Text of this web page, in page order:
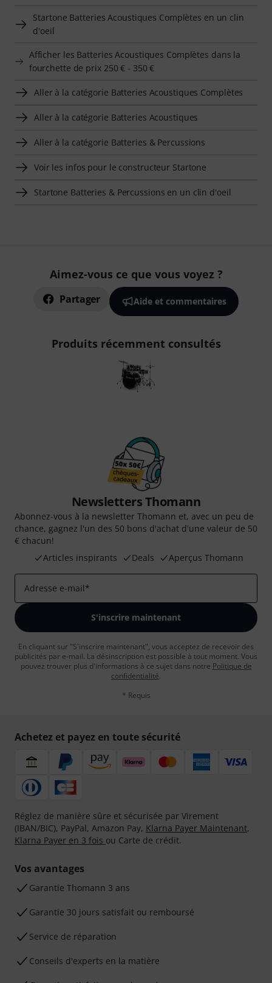
Startone Batteries Acoustiques Complètes en un clin
d'oeil
Afficher les Batteries Acoustiques Complètes dans la
fourchette de prix 250 € - 350 €
Aller à la catégorie Batteries Acoustiques Complètes
Aller à la catégorie Batteries Acoustiques
Aller à la catégorie Batteries & Percussions
Voir les infos pour le constructeur Startone
Startone Batteries & Percussions en un clin d'oeil
Aimez-vous ce que vous voyez ?
Partager Aide et commentaires
Produits récemment consultés
Newsletters Thomann
Abonnez-vous à la newsletter Thomann et, avec un peu de
chance, gagnez l'un des 50 bons d'achat d'une valeur de 50
€ chacun!
Articles inspirants
Deals Aperçus Thomann
Adresse e-mail*
S'inscrire maintenant
En cliquant sur "S'inscrire maintenant", vous acceptez de recevoir des
publicités par e-mail. La désinscription est possible à tout moment. Vous
pouvez trouver plus d'informations à ce sujet dans notre Politique de
confidentialité.
* Requis
Achetez et payez en toute sécurité
Réglez de manière sûre et sécurisée par Virement
(IBAN/BIC), PayPal, Amazon Pay, Klarna Payer Maintenant,
Klarna Payer en 3 fois ou Carte de crédit.
Vos avantages
Ga­ran­tie Thomann 3 ans
Garantie 30 jours satisfait ou remboursé
Service de réparation
Conseils d'experts en la matière